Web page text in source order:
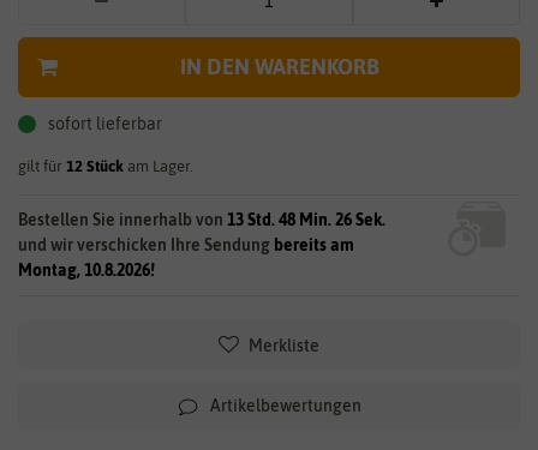
IN DEN WARENKORB
sofort lieferbar
gilt für 12 Stück am Lager.
Bestellen Sie innerhalb von 13 Std. 48 Min. 25 Sek.
und wir verschicken Ihre Sendung bereits am
Montag, 10.8.2026!
Merkliste
Artikelbewertungen